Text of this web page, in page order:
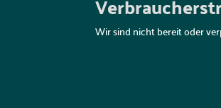
Wir sind nicht bereit oder